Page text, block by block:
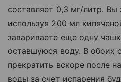
составляет 0,3 мг/литр. Вы
используя 200 мл
завариваете еще одну
оставшуюся воду. В обоих
прекратить вскоре после
воды за счет испарения